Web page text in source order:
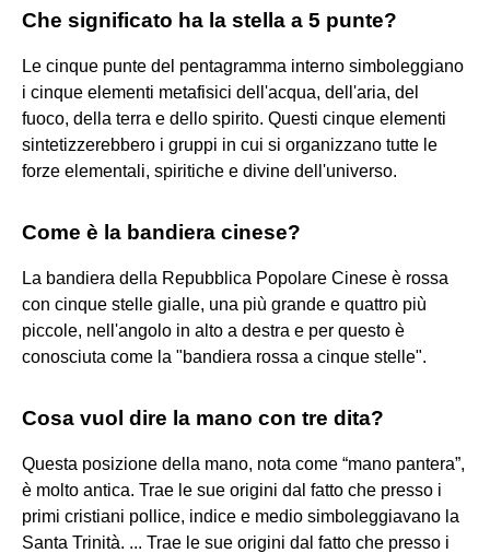
Che significato ha la stella a 5 punte?
Le cinque punte del pentagramma interno simboleggiano
i cinque elementi metafisici dell'acqua, dell'aria, del
fuoco, della terra e dello spirito. Questi cinque elementi
sintetizzerebbero i gruppi in cui si organizzano tutte le
forze elementali, spiritiche e divine dell'universo.
Come è la bandiera cinese?
La bandiera della Repubblica Popolare Cinese è rossa
con cinque stelle gialle, una più grande e quattro più
piccole, nell'angolo in alto a destra e per questo è
conosciuta come la "bandiera rossa a cinque stelle".
Cosa vuol dire la mano con tre dita?
Questa posizione della mano, nota come “mano pantera”,
è molto antica. Trae le sue origini dal fatto che presso i
primi cristiani pollice, indice e medio simboleggiavano la
Santa Trinità. ... Trae le sue origini dal fatto che presso i